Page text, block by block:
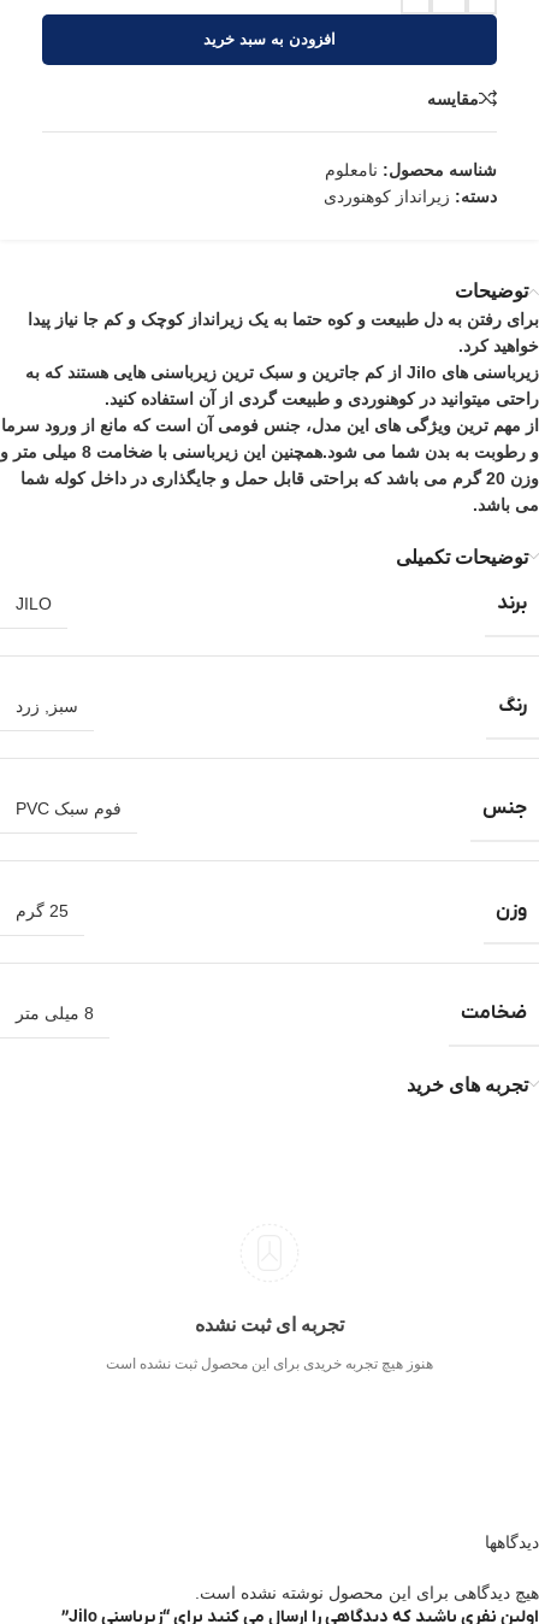
افزودن به سبد خرید
مقایسه
شناسه محصول: نامعلوم
دسته: زیرانداز کوهنوردی
توضیحات
برای رفتن به دل طبیعت و کوه حتما به یک زیرانداز کوچک و کم جا نیاز پیدا
خواهید کرد.
زیرباسنی
های Jilo از کم جاترین و سبک ترین زیرباسنی هایی هستند که به
راحتی میتوانید در کوهنوردی و طبیعت گردی از آن استفاده کنید.
از مهم ترین ویژگی های این مدل، جنس فومی آن است که مانع از ورود سرما
و رطوبت به بدن شما می شود.همچنین این زیرباسنی با ضخامت 8 میلی متر و
وزن 20 گرم می باشد که براحتی قابل حمل و جایگذاری در داخل کوله شما
می باشد.
توضیحات تکمیلی
برند JILO
رنگ سبز زرد
جنس فوم سبک PVC
وزن 25 گرم
ضخامت 8 میلی متر
تجربه های خرید
تجربه ای ثبت نشده
هنوز هیچ تجربه خریدی برای این محصول ثبت نشده است
دیدگاهها
هیچ دیدگاهی برای این محصول نوشته نشده است.
اولین نفری باشید که دیدگاهی را ارسال می کنید برای “زیرباسنی Jilo”